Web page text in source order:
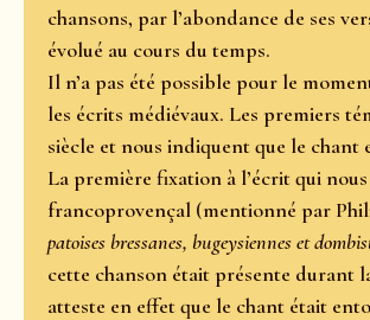
chansons, par l’abondance de ses
évolué au cours du temps.
Il n’a pas été possible pour le
les écrits médiévaux. Les premiers
siècle et nous indiquent que le
La première fixation à l’écrit qui
francoprovençal (mentionné par
patoises bressanes, bugeysiennes et
cette chanson était présente durant
atteste en effet que le chant était